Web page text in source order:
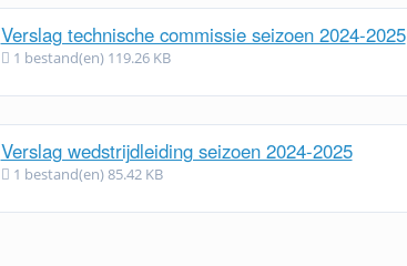
Verslag technische commissie seizoen 2024-2025
1 bestand(en) 119.26 KB
Verslag wedstrijdleiding seizoen 2024-2025
1 bestand(en)85.42 KB